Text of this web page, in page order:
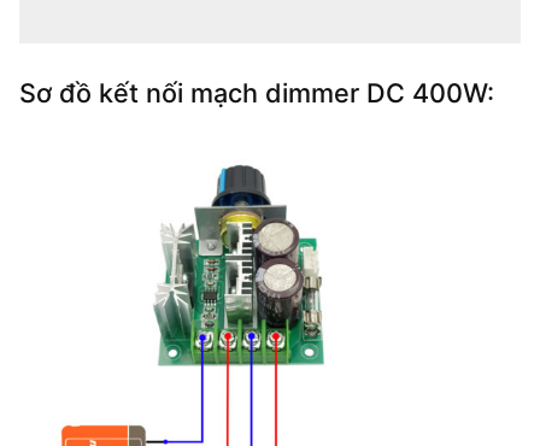
Sơ đồ kết nối mạch dimmer DC 400W: